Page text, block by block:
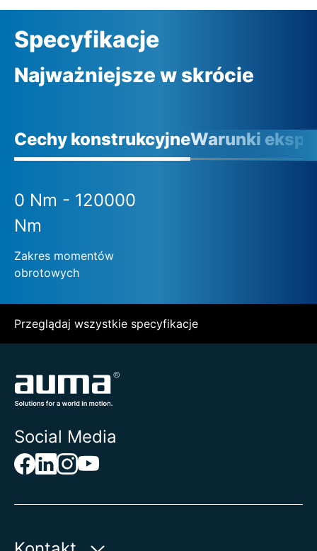
Specyfikacje
Najważniejsze w skrócie
Cechy konstrukcyjneWarunki
0 Nm - 120000
Nm
Zakres momentów
obrotowych
Przeglądaj wszystkie specyfikacje
Social Media